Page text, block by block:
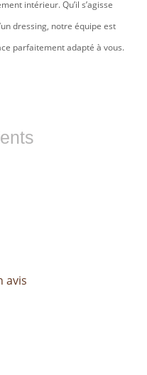
intérieur. Qu’il s’agisse
dressing, notre équipe est
parfaitement adapté à vous.
avis